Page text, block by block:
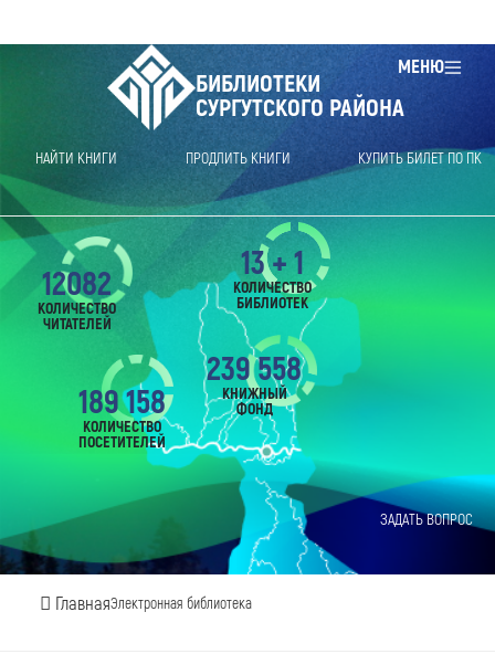
МЕНЮ
БИБЛИОТЕКИ
СУРГУТСКОГО РАЙОНА
НАЙТИ КНИГИ ПРОДЛИТЬ КНИГИ КУПИТЬ БИЛЕТ ПО ПК
ЗАДАТЬ ВОПРОС
ГлавнаяЭлектронная библиотека
12082
КОЛИЧЕСТВО
ЧИТАТЕЛЕЙ
189 158
КОЛИЧЕСТВО
ПОСЕТИТЕЛЕЙ
239 558
КНИЖНЫЙ
ФОНД
13 + 1
КОЛИЧЕСТВО
БИБЛИОТЕК